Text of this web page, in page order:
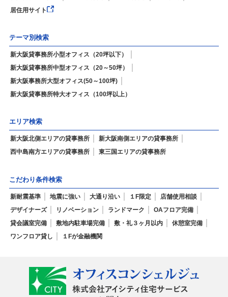
居住用サイト
テーマ別検索
新大阪貸事務所小型オフィス（20坪以下）
新大阪貸事務所中型オフィス（20～50坪）
新大阪事務所大型オフィス(50～100坪)
新大阪貸事務所特大オフィス（100坪以上）
エリア検索
新大阪北側エリアの貸事務所
新大阪南側エリアの貸事務所
西中島南方エリアの貸事務所
東三国エリアの貸事務所
こだわり条件検索
新耐震基準 地震に強い 大通り沿い １F限定
店舗使用相談
デザイナーズ
リノベーション ランドマーク
OAフロア完備
貸会議室完備
敷地内駐車場完備 敷・礼３ヶ月以内
休憩室完備
ワンフロア貸し
１Fが金融機関